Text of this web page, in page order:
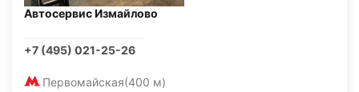
Автосервис Измайлово
+7 (495) 021-25-26
Первомайская(400 м)